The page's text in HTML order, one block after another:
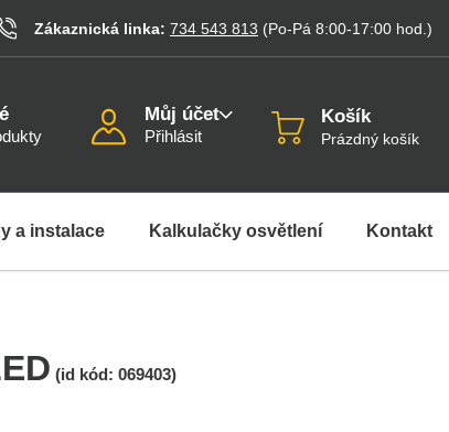
Zákaznická linka: 734 543 813 (Po-Pá 8:00-17:00 hod. )
Můj účet
Přihlásit
Košík
Prázdný košík
a instalace Kalkulačky osvětlení Kontakt
(id kód: 069403)